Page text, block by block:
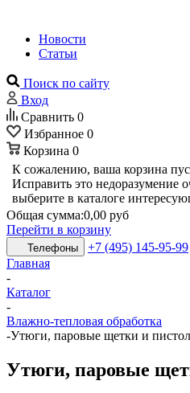
Новости
Статьи
Поиск по сайту
Вход
Сравнить 0
Избранное 0
Корзина 0
К сожалению, ваша корзина
Исправить это недоразумение
выберите в каталоге
Общая сумма:0,00 руб
Перейти в корзину
Телефоны
+7 (495) 145-95-99
Главная
-
Каталог
-
Влажно-тепловая обработка
-Утюги, паровые щетки и
Утюги, паровые